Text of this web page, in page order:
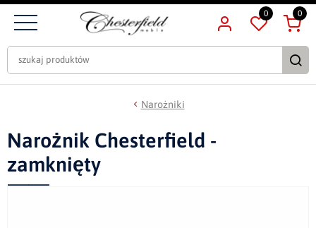
0 0
Narożniki
Narożnik Chesterfield -
zamknięty